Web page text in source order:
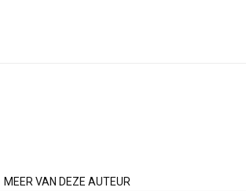
MEER VAN DEZE AUTEUR